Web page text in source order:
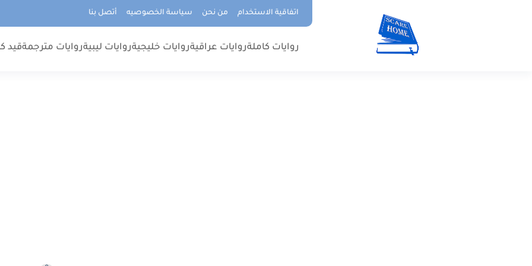
اتفاقية الاستخدام من نحن سياسة الخصوصيه أتصل بنا
روايات كاملةروايات عراقيةروايات خليجيةروايات ليبيةروايات مترجمةقيد